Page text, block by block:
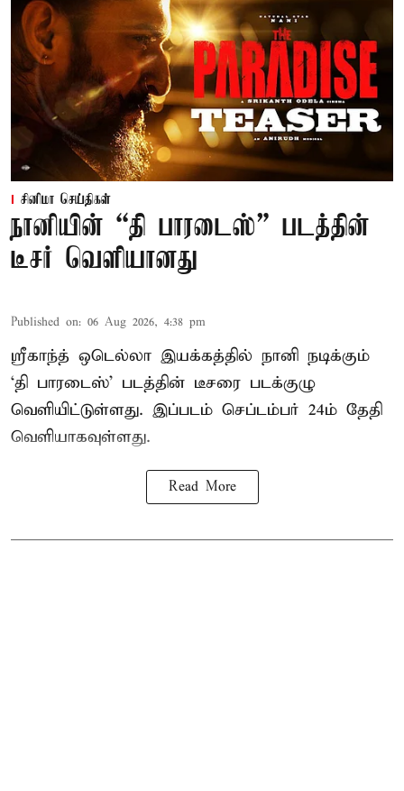
சினிமா செய்திகள்
நானியின் “தி பாரடைஸ்” படத்தின்
டீசர் வெளியானது
Published on: 06 Aug 2026, 4:38 pm
ஸ்ரீகாந்த் ஒடெல்லா இயக்கத்தில் நானி நடிக்கும்
‘தி பாரடைஸ்’ படத்தின் டீசரை படக்குழு
வெளியிட்டுள்ளது. இப்படம் செப்டம்பர் 24ம் தேதி
வெளியாகவுள்ளது.
Read More